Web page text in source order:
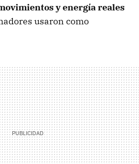
y energía reales
usaron como